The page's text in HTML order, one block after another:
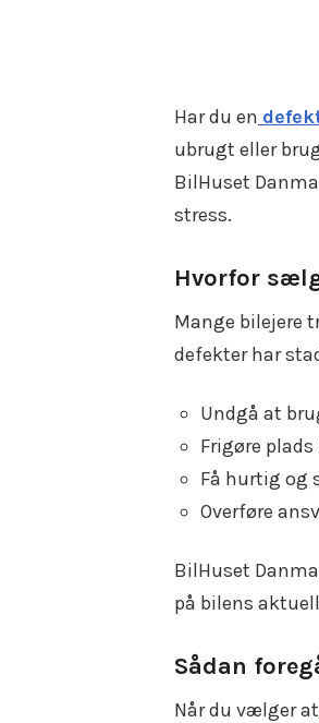
Har du en
ubrugt eller
BilHuset
stress.
Hvorfor
Mange bilejere
defekter har
Undgå at
Frigøre
Få hurtig og
Overføre
BilHuset
på bilens
Sådan
Når du vælger at